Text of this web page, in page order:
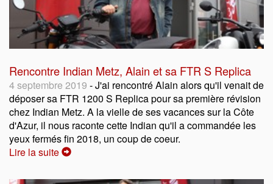
Rencontre Indian Metz, Alain et sa FTR S Replica
4 septembre 2019 - J'ai rencontré Alain alors qu'il venait de
déposer sa FTR 1200 S Replica pour sa première révision
chez Indian Metz. A la vielle de ses vacances sur la Côte
d'Azur, il nous raconte cette Indian qu'il a commandée les
yeux fermés fin 2018, un coup de coeur.
Lire la suite